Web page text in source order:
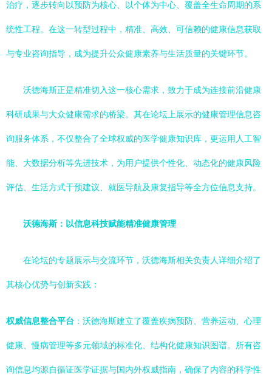
治疗，逐步转向以预防为核心、以个体为中心、覆盖全生命周期的系
统性工程。在这一转型过程中，精准、高效、可信赖的健康信息获取
与专业咨询指导，成为提升公众健康素养与生活质量的关键环节。
沃德海斯正是精准切入这一核心需求，致力于成为连接前沿健康
科研成果与大众健康需求的桥梁。其在论坛上展示的健康管理信息咨
询服务体系，不仅整合了全球权威的医学健康知识库，更运用人工智
能、大数据分析等先进技术，为用户提供个性化、动态化的健康风险
评估、生活方式干预建议、就医导航及康复指导等全方位信息支持。
沃德海斯：以信息科技赋能精准健康管理
在论坛的专题展示与交流环节，沃德海斯相关负责人详细介绍了
其核心优势与创新实践：
权威信息整合平台 ：沃德海斯建立了覆盖疾病预防、营养运动、心理
健康、慢病管理等多元领域的标准化、结构化健康知识图谱。所有咨
询信息均源自循证医学证据与国内外权威指南，确保了内容的科学性